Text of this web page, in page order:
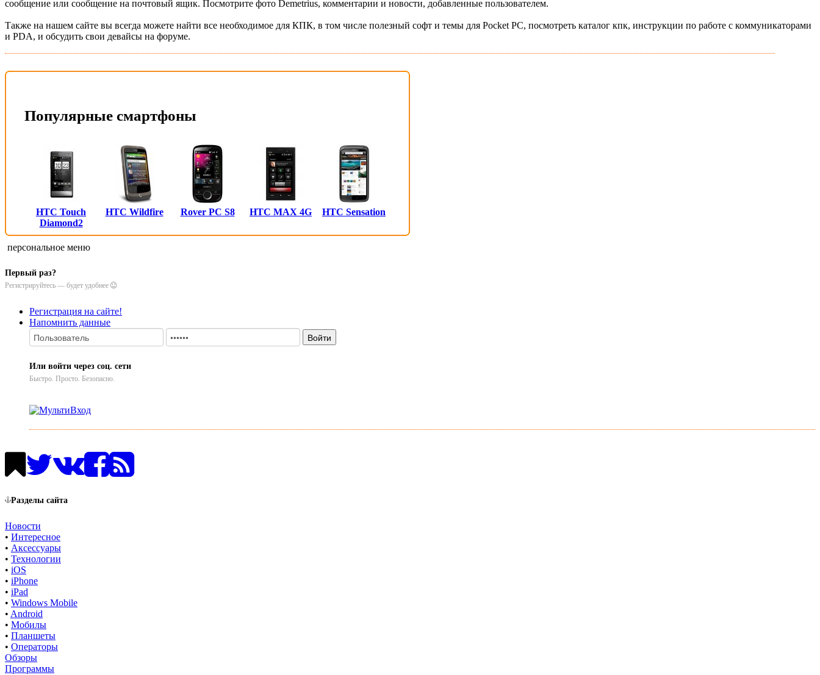
сообщение или сообщение на почтовый ящик. Посмотрите фото Demetrius, комментарии и новости, добавленные пользователем.
Также на нашем сайте вы всегда можете найти все необходимое для КПК, в том числе полезный софт и темы для Pocket PC, посмотреть каталог кпк, инструкции по работе с коммуникаторами
и PDA, и обсудить свои девайсы на форуме.
Популярные смартфоны
HTC Touch
Diamond2
HTC Wildfire Rover PC S8 HTC MAX 4G HTC Sensation
персональное меню
Первый раз?
Регистрируйтесь — будет удобнее
Регистрация на сайте!
Напомнить данные
Войти
Или войти через соц. сети
Быстро. Просто. Безопасно.
Разделы сайта
Новости
• Интересное
• Аксессуары
• Технологии
• iOS
• iPhone
• iPad
• Windows Mobile
• Android
• Мобилы
• Планшеты
• Операторы
Обзоры
Программы